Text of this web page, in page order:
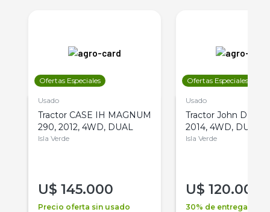
Ofertas Especiales
Usado
Tractor CASE IH MAGNUM
290, 2012, 4WD, DUAL
Isla Verde
U$ 145.000
Precio oferta sin usado
Ofertas Especiales
Usado
Tractor John Deere
2014, 4WD, DUAL
Isla Verde
U$ 120.000
30% de entrega +